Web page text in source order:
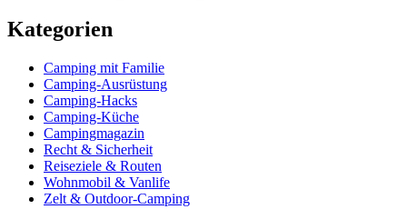
Kategorien
Camping mit Familie
Camping-Ausrüstung
Camping-Hacks
Camping-Küche
Campingmagazin
Recht & Sicherheit
Reiseziele & Routen
Wohnmobil & Vanlife
Zelt & Outdoor-Camping